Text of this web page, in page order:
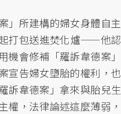
」所建構的婦女身體自主
打包送進焚化爐——他認
機會修補「羅訴韋德案」
宣告婦女墮胎的權利，也
訴韋德案」拿來與胎兒生
權，法律論述這麼薄弱，